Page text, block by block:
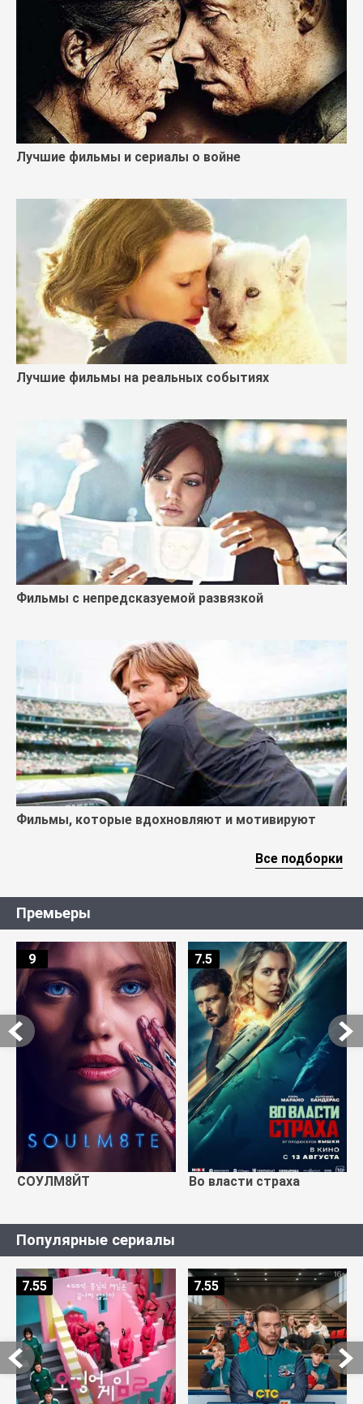
Лучшие фильмы и сериалы о войне
Лучшие фильмы на реальных событиях
Фильмы с непредсказуемой развязкой
Фильмы, которые вдохновляют и мотивируют
Все подборки
Премьеры
СОУЛМ8ЙТ
9
Во власти страха
7.5
Популярные сериалы
7.55 7.55